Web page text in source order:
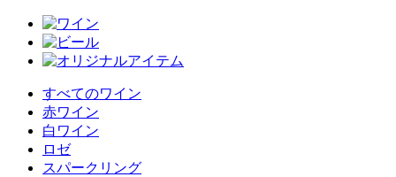
すべてのワイン
赤ワイン
白ワイン
ロゼ
スパークリング